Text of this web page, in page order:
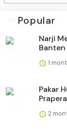
Popular
Narji
Banten
1
Pakar
2